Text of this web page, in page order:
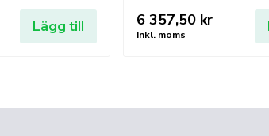
Lägg till 6 357,50 kr
Inkl. moms